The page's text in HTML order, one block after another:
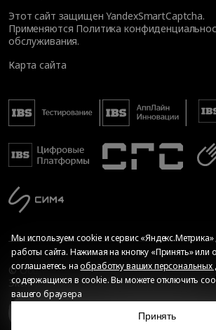
Этот сайт защищен YandexSmartCaptcha.
Применяются Политика
обслуживания.
Карта сайта
© Общество с ограниченной
Экспертиза», 2026. Все права защищены
Сопровождение сайта
Мы используем cookie и сервис
работы сайта. Нажимая на кнопку «Принять» или
соглашаетесь наобработку ваших персональных
содержащихся в cookie. Вы можете отключить
вашего браузера
Принять